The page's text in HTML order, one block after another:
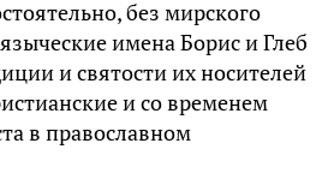
без мирского
имена Борис и Глеб
и святости их носителей
и со временем
в православном